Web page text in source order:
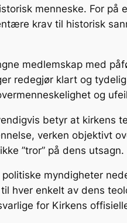
menneske. For på
krav til historisk
medlemskap med
redegjør klart og
og
betyr at kirkens
verken objektivt
”tror” på dens utsagn.
myndigheter
hver enkelt av dens
for Kirkens